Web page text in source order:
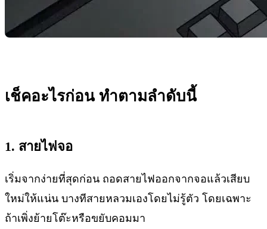
เช็คอะไรก่อน ทำตามลำดับนี้
1. สายไฟจอ
เริ่มจากง่ายที่สุดก่อน ถอดสายไฟออกจากจอแล้วเสียบ
ใหม่ให้แน่น บางทีสายหลวมเองโดยไม่รู้ตัว โดยเฉพาะ
ถ้าเพิ่งย้ายโต๊ะหรือขยับคอมมา